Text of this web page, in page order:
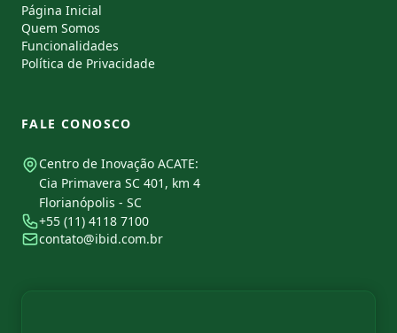
Página Inicial
Quem Somos
Funcionalidades
Política de Privacidade
FALE CONOSCO
Centro de Inovação ACATE:
Cia Primavera SC 401, km 4
Florianópolis - SC
+55 (11) 4118 7100
contato@ibid.com.br